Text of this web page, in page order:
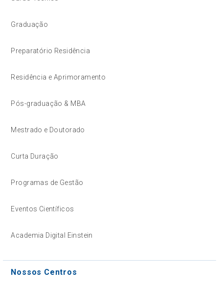
Graduação
Preparatório Residência
Residência e Aprimoramento
Pós-graduação & MBA
Mestrado e Doutorado
Curta Duração
Programas de Gestão
Eventos Científicos
Academia Digital Einstein
Nossos Centros